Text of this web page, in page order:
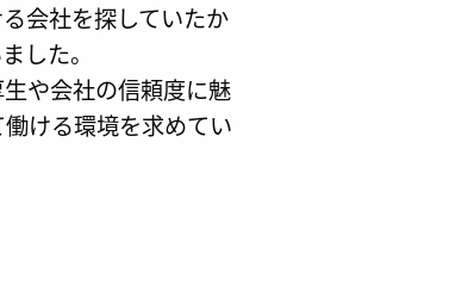
会社を探していたか
した。
や会社の信頼度に魅
ける環境を求めてい